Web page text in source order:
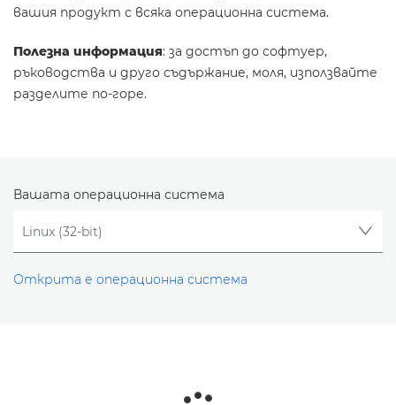
вашия продукт с всяка операционна система.
Полезна информация: за достъп до софтуер,
ръководства и друго съдържание, моля, използвайте
разделите по-горе.
Вашата операционна система
Открита е операционна система